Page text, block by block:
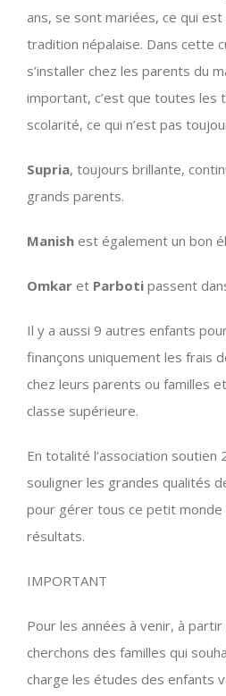
ans, se sont mariées, ce qui
tradition népalaise. Dans cette
s’installer chez les parents du
important, c’est que toutes les
scolarité, ce qui n’est pas
Supria, toujours brillante,
grands parents.
Manish est également un bon
Omkar et Parboti passent
Il y a aussi 9 autres enfants
finançons uniquement les frais
chez leurs parents ou familles
classe supérieure.
En totalité l’association
souligner les grandes qualités
pour gérer tous ce petit
résultats.
IMPORTANT
Pour les années à venir, à
cherchons des familles qui
charge les études des enfants